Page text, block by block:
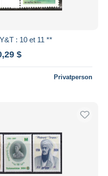
: 10 et 11 **
$
Privatperson